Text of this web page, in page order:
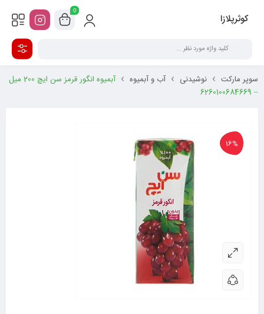
کوثرپلازا
0
سوپر مارکت نوشیدنی آب و آبمیوه
آبمیوه انگور قرمز سن ایچ 200 میل
– 6260100684669
16%